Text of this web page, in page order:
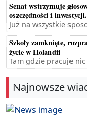
Senat wstrzymuje
oszczędności i
Już na wszystkie
Szkoły zamknięte,
życie w Holandii
Tam gdzie pracuje
Najnowsze